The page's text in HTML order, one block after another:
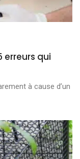
qui
à cause d’un